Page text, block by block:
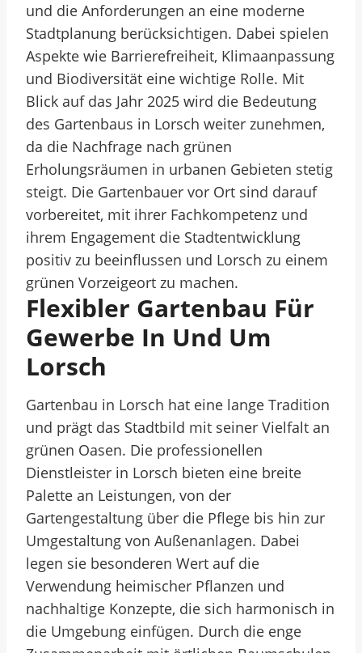
und die Anforderungen an eine moderne
Stadtplanung berücksichtigen. Dabei spielen
Aspekte wie Barrierefreiheit, Klimaanpassung
und Biodiversität eine wichtige Rolle. Mit
Blick auf das Jahr 2025 wird die Bedeutung
des Gartenbaus in Lorsch weiter zunehmen,
da die Nachfrage nach grünen
Erholungsräumen in urbanen Gebieten stetig
steigt. Die Gartenbauer vor Ort sind darauf
vorbereitet, mit ihrer Fachkompetenz und
ihrem Engagement die Stadtentwicklung
positiv zu beeinflussen und Lorsch zu einem
grünen Vorzeigeort zu machen.
Flexibler Gartenbau Für
Gewerbe In Und Um
Lorsch
Gartenbau in Lorsch hat eine lange Tradition
und prägt das Stadtbild mit seiner Vielfalt an
grünen Oasen. Die professionellen
Dienstleister in Lorsch bieten eine breite
Palette an Leistungen, von der
Gartengestaltung über die Pflege bis hin zur
Umgestaltung von Außenanlagen. Dabei
legen sie besonderen Wert auf die
Verwendung heimischer Pflanzen und
nachhaltige Konzepte, die sich harmonisch in
die Umgebung einfügen. Durch die enge